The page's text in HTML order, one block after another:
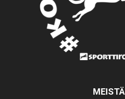
MEISTÄ